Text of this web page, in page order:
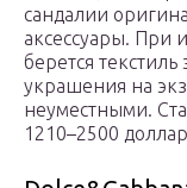
сандалии
аксессуары. При
берется
украшения на
неуместными.
1210–2500